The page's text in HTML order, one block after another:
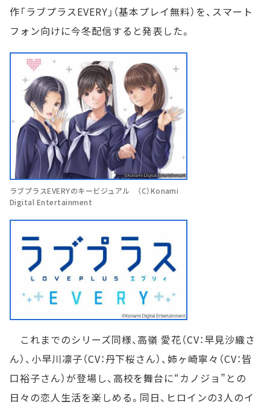
作「ラブプラスEVERY」（基本プレイ無料）を、スマート
フォン向けに今冬配信すると発表した。
ラブプラスEVERYのキービジュアル （C）Konami
Digital Entertainment
これまでのシリーズ同様、高嶺 愛花（CV：早見沙織さ
ん）、小早川凛子（CV：丹下桜さん）、姉ヶ崎寧々（CV：皆
口裕子さん）が登場し、高校を舞台に“カノジョ”との
日々の恋人生活を楽しめる。同日、ヒロインの3人のイ